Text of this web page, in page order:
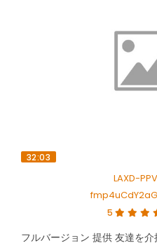
32:03
LAXD-
5